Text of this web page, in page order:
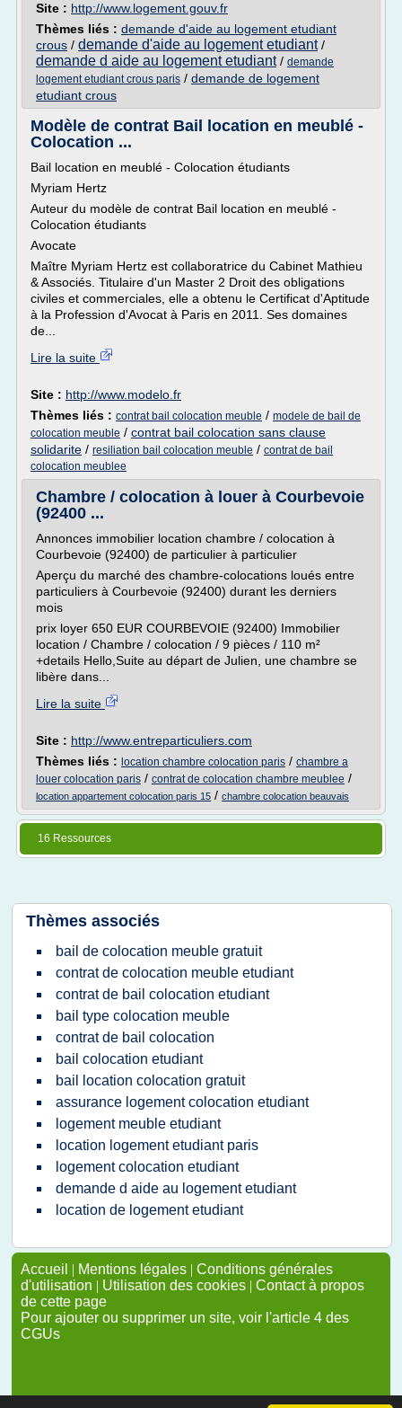
Site : http://www.logement.gouv.fr
Thèmes liés : demande d'aide au logement etudiant
crous / demande d'aide au logement etudiant/
demande d aide au logement etudiant/ demande
logement etudiant crous paris / demande de logement
etudiant crous
Modèle de contrat Bail location en meublé -
Colocation ...
Bail location en meublé - Colocation étudiants
Myriam Hertz
Auteur du modèle de contrat Bail location en meublé -
Colocation étudiants
Avocate
Maître Myriam Hertz est collaboratrice du Cabinet Mathieu
& Associés. Titulaire d'un Master 2 Droit des obligations
civiles et commerciales, elle a obtenu le Certificat d'Aptitude
à la Profession d'Avocat à Paris en 2011. Ses domaines
de...
Lire la suite
Site : http://www.modelo.fr
Thèmes liés : contrat bail colocation meuble / modele de bail de
colocation meuble / contrat bail colocation sans clause
solidarite / resiliation bail colocation meuble / contrat de bail
colocation meublee
Chambre / colocation à louer à Courbevoie
(92400 ...
Annonces immobilier location chambre / colocation à
Courbevoie (92400) de particulier à particulier
Aperçu du marché des chambre-colocations loués entre
particuliers à Courbevoie (92400) durant les derniers
mois
prix loyer 650 EUR COURBEVOIE (92400) Immobilier
location / Chambre / colocation / 9 pièces / 110 m²
+details Hello,Suite au départ de Julien, une chambre se
libère dans...
Lire la suite
Site : http://www.entreparticuliers.com
Thèmes liés : location chambre colocation paris / chambre a
louer colocation paris / contrat de colocation chambre meublee /
location appartement colocation paris 15 / chambre colocation beauvais
16 Ressources
Thèmes associés
bail de colocation meuble gratuit
contrat de colocation meuble etudiant
contrat de bail colocation etudiant
bail type colocation meuble
contrat de bail colocation
bail colocation etudiant
bail location colocation gratuit
assurance logement colocation etudiant
logement meuble etudiant
location logement etudiant paris
logement colocation etudiant
demande d aide au logement etudiant
location de logement etudiant
Accueil | Mentions légales | Conditions générales
d'utilisation | Utilisation des cookies | Contact à propos
de cette page
Pour ajouter ou supprimer un site, voir l'article 4 des
CGUs